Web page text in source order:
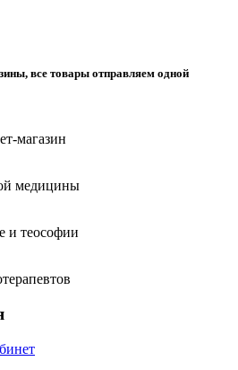
все товары отправляем одной
магазин
медицины
и теософии